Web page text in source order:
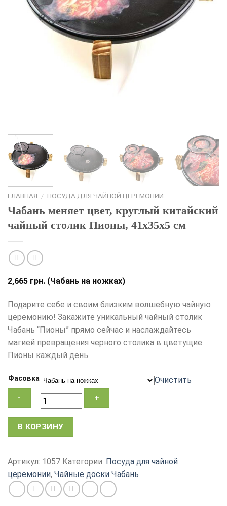
ГЛАВНАЯ / ПОСУДА ДЛЯ ЧАЙНОЙ ЦЕРЕМОНИИ
Чабань меняет цвет, круглый китайский
чайный столик Пионы, 41х35х5 см
2,665 грн. (Чабань на ножках)
Подарите себе и своим близким волшебную чайную
церемонию! Закажите уникальный чайный столик
Чабань “Пионы” прямо сейчас и наслаждайтесь
магией превращения черного столика в цветущие
Пионы каждый день.
Фасовка Очистить
Количество
меняет
круглый
китайский
В КОРЗИНУ
Артикул: 1057 Категории: Посуда для чайной
церемонии, Чайные доски Чабань